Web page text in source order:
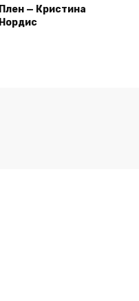
Плен — Кристина
Нордис